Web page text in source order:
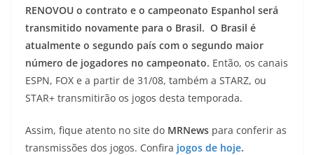
RENOVOU o contrato e o campeonato Espanhol será
transmitido novamente para o Brasil. O Brasil é
atualmente o segundo país com o segundo maior
número de jogadores no campeonato. Então, os canais
ESPN, FOX e a partir de 31/08, também a STARZ, ou
STAR+ transmitirão os jogos desta temporada.
Assim, fique atento no site do MRNews para conferir as
transmissões dos jogos. Confira jogos de hoje.